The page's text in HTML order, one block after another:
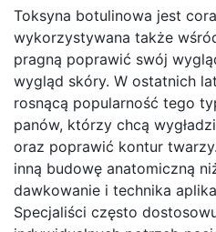
Toksyna botulinowa jest
wykorzystywana także
pragną poprawić swój
wygląd skóry. W ostatnich
rosnącą popularność tego
panów, którzy chcą
oraz poprawić kontur
inną budowę anatomiczną
dawkowanie i technika
Specjaliści często